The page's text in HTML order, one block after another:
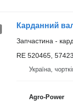
Карданний
Запчастина -
RE 520465,
Україна,
Agro-Power